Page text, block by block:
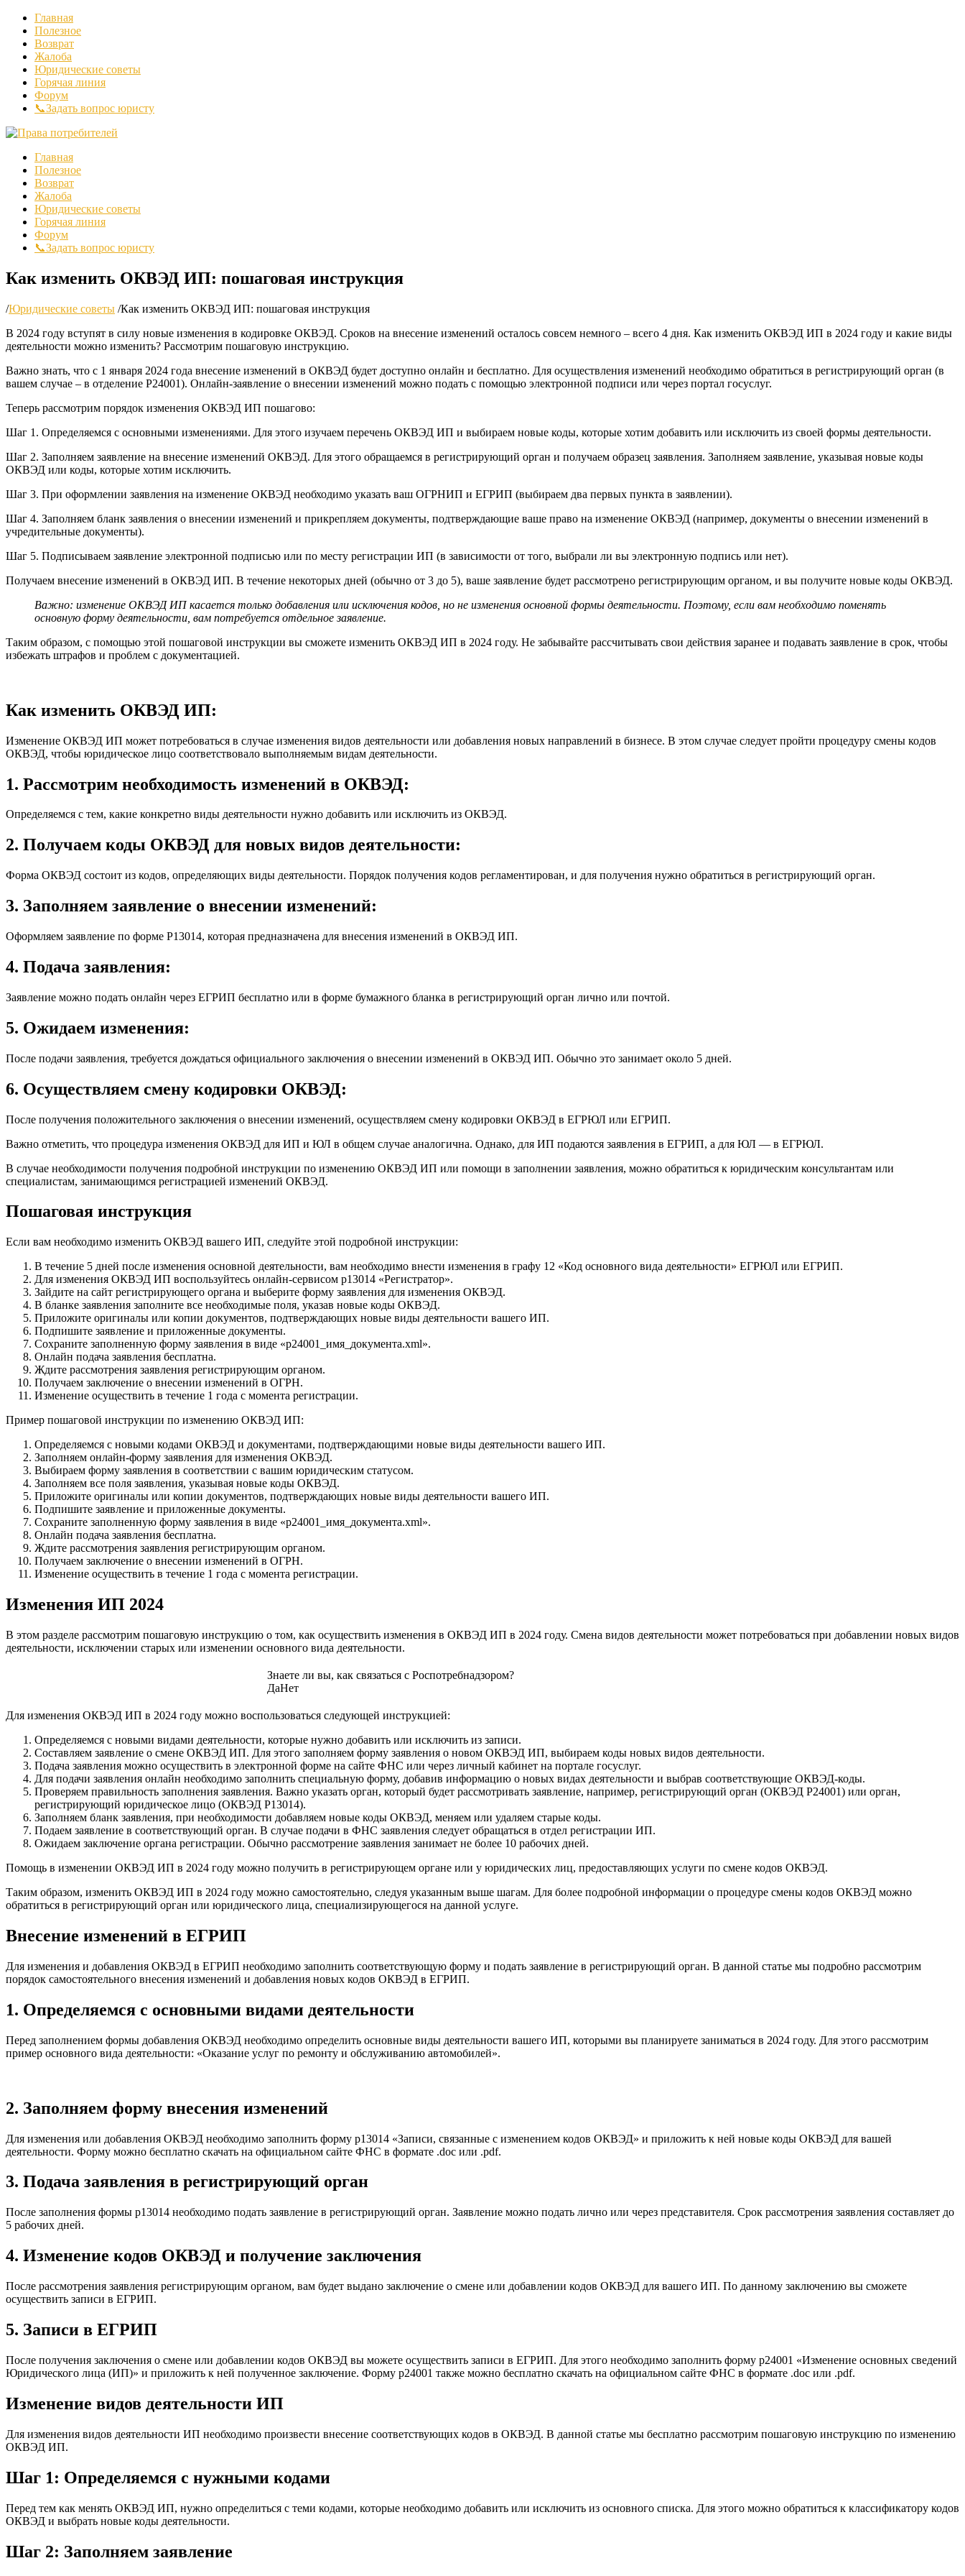
Главная
Полезное
Возврат
Жалоба
Юридические советы
Горячая линия
Форум
📞Задать вопрос юристу
Главная
Полезное
Возврат
Жалоба
Юридические советы
Горячая линия
Форум
📞Задать вопрос юристу
Как изменить ОКВЭД ИП: пошаговая инструкция
/Юридические советы /Как изменить ОКВЭД ИП: пошаговая инструкция
В 2024 году вступят в силу новые изменения в кодировке ОКВЭД. Сроков на внесение изменений осталось совсем немного – всего 4 дня. Как изменить ОКВЭД ИП в 2024 году и какие виды
деятельности можно изменить? Рассмотрим пошаговую инструкцию.
Важно знать, что с 1 января 2024 года внесение изменений в ОКВЭД будет доступно онлайн и бесплатно. Для осуществления изменений необходимо обратиться в регистрирующий орган (в
вашем случае – в отделение Р24001). Онлайн-заявление о внесении изменений можно подать с помощью электронной подписи или через портал госуслуг.
Теперь рассмотрим порядок изменения ОКВЭД ИП пошагово:
Шаг 1. Определяемся с основными изменениями. Для этого изучаем перечень ОКВЭД ИП и выбираем новые коды, которые хотим добавить или исключить из своей формы деятельности.
Шаг 2. Заполняем заявление на внесение изменений ОКВЭД. Для этого обращаемся в регистрирующий орган и получаем образец заявления. Заполняем заявление, указывая новые коды
ОКВЭД или коды, которые хотим исключить.
Шаг 3. При оформлении заявления на изменение ОКВЭД необходимо указать ваш ОГРНИП и ЕГРИП (выбираем два первых пункта в заявлении).
Шаг 4. Заполняем бланк заявления о внесении изменений и прикрепляем документы, подтверждающие ваше право на изменение ОКВЭД (например, документы о внесении изменений в
учредительные документы).
Шаг 5. Подписываем заявление электронной подписью или по месту регистрации ИП (в зависимости от того, выбрали ли вы электронную подпись или нет).
Получаем внесение изменений в ОКВЭД ИП. В течение некоторых дней (обычно от 3 до 5), ваше заявление будет рассмотрено регистрирующим органом, и вы получите новые коды ОКВЭД.
Важно: изменение ОКВЭД ИП касается только добавления или исключения кодов, но не изменения основной формы деятельности. Поэтому, если вам необходимо поменять
основную форму деятельности, вам потребуется отдельное заявление.
Таким образом, с помощью этой пошаговой инструкции вы сможете изменить ОКВЭД ИП в 2024 году. Не забывайте рассчитывать свои действия заранее и подавать заявление в срок, чтобы
избежать штрафов и проблем с документацией.
Как изменить ОКВЭД ИП:
Изменение ОКВЭД ИП может потребоваться в случае изменения видов деятельности или добавления новых направлений в бизнесе. В этом случае следует пройти процедуру смены кодов
ОКВЭД, чтобы юридическое лицо соответствовало выполняемым видам деятельности.
1. Рассмотрим необходимость изменений в ОКВЭД:
Определяемся с тем, какие конкретно виды деятельности нужно добавить или исключить из ОКВЭД.
2. Получаем коды ОКВЭД для новых видов деятельности:
Форма ОКВЭД состоит из кодов, определяющих виды деятельности. Порядок получения кодов регламентирован, и для получения нужно обратиться в регистрирующий орган.
3. Заполняем заявление о внесении изменений:
Оформляем заявление по форме Р13014, которая предназначена для внесения изменений в ОКВЭД ИП.
4. Подача заявления:
Заявление можно подать онлайн через ЕГРИП бесплатно или в форме бумажного бланка в регистрирующий орган лично или почтой.
5. Ожидаем изменения:
После подачи заявления, требуется дождаться официального заключения о внесении изменений в ОКВЭД ИП. Обычно это занимает около 5 дней.
6. Осуществляем смену кодировки ОКВЭД:
После получения положительного заключения о внесении изменений, осуществляем смену кодировки ОКВЭД в ЕГРЮЛ или ЕГРИП.
Важно отметить, что процедура изменения ОКВЭД для ИП и ЮЛ в общем случае аналогична. Однако, для ИП подаются заявления в ЕГРИП, а для ЮЛ — в ЕГРЮЛ.
В случае необходимости получения подробной инструкции по изменению ОКВЭД ИП или помощи в заполнении заявления, можно обратиться к юридическим консультантам или
специалистам, занимающимся регистрацией изменений ОКВЭД.
Пошаговая инструкция
Если вам необходимо изменить ОКВЭД вашего ИП, следуйте этой подробной инструкции:
В течение 5 дней после изменения основной деятельности, вам необходимо внести изменения в графу 12 «Код основного вида деятельности» ЕГРЮЛ или ЕГРИП.
Для изменения ОКВЭД ИП воспользуйтесь онлайн-сервисом р13014 «Регистратор».
Зайдите на сайт регистрирующего органа и выберите форму заявления для изменения ОКВЭД.
В бланке заявления заполните все необходимые поля, указав новые коды ОКВЭД.
Приложите оригиналы или копии документов, подтверждающих новые виды деятельности вашего ИП.
Подпишите заявление и приложенные документы.
Сохраните заполненную форму заявления в виде «р24001_имя_документа.xml».
Онлайн подача заявления бесплатна.
Ждите рассмотрения заявления регистрирующим органом.
Получаем заключение о внесении изменений в ОГРН.
Изменение осуществить в течение 1 года с момента регистрации.
Пример пошаговой инструкции по изменению ОКВЭД ИП:
Определяемся с новыми кодами ОКВЭД и документами, подтверждающими новые виды деятельности вашего ИП.
Заполняем онлайн-форму заявления для изменения ОКВЭД.
Выбираем форму заявления в соответствии с вашим юридическим статусом.
Заполняем все поля заявления, указывая новые коды ОКВЭД.
Приложите оригиналы или копии документов, подтверждающих новые виды деятельности вашего ИП.
Подпишите заявление и приложенные документы.
Сохраните заполненную форму заявления в виде «р24001_имя_документа.xml».
Онлайн подача заявления бесплатна.
Ждите рассмотрения заявления регистрирующим органом.
Получаем заключение о внесении изменений в ОГРН.
Изменение осуществить в течение 1 года с момента регистрации.
Изменения ИП 2024
В этом разделе рассмотрим пошаговую инструкцию о том, как осуществить изменения в ОКВЭД ИП в 2024 году. Смена видов деятельности может потребоваться при добавлении новых видов
деятельности, исключении старых или изменении основного вида деятельности.
Знаете ли вы, как связаться с Роспотребнадзором?
ДаНет
Для изменения ОКВЭД ИП в 2024 году можно воспользоваться следующей инструкцией:
Определяемся с новыми видами деятельности, которые нужно добавить или исключить из записи.
Составляем заявление о смене ОКВЭД ИП. Для этого заполняем форму заявления о новом ОКВЭД ИП, выбираем коды новых видов деятельности.
Подача заявления можно осуществить в электронной форме на сайте ФНС или через личный кабинет на портале госуслуг.
Для подачи заявления онлайн необходимо заполнить специальную форму, добавив информацию о новых видах деятельности и выбрав соответствующие ОКВЭД-коды.
Проверяем правильность заполнения заявления. Важно указать орган, который будет рассмотривать заявление, например, регистрирующий орган (ОКВЭД Р24001) или орган,
регистрирующий юридическое лицо (ОКВЭД Р13014).
Заполняем бланк заявления, при необходимости добавляем новые коды ОКВЭД, меняем или удаляем старые коды.
Подаем заявление в соответствующий орган. В случае подачи в ФНС заявления следует обращаться в отдел регистрации ИП.
Ожидаем заключение органа регистрации. Обычно рассмотрение заявления занимает не более 10 рабочих дней.
Помощь в изменении ОКВЭД ИП в 2024 году можно получить в регистрирующем органе или у юридических лиц, предоставляющих услуги по смене кодов ОКВЭД.
Таким образом, изменить ОКВЭД ИП в 2024 году можно самостоятельно, следуя указанным выше шагам. Для более подробной информации о процедуре смены кодов ОКВЭД можно
обратиться в регистрирующий орган или юридического лица, специализирующегося на данной услуге.
Внесение изменений в ЕГРИП
Для изменения и добавления ОКВЭД в ЕГРИП необходимо заполнить соответствующую форму и подать заявление в регистрирующий орган. В данной статье мы подробно рассмотрим
порядок самостоятельного внесения изменений и добавления новых кодов ОКВЭД в ЕГРИП.
1. Определяемся с основными видами деятельности
Перед заполнением формы добавления ОКВЭД необходимо определить основные виды деятельности вашего ИП, которыми вы планируете заниматься в 2024 году. Для этого рассмотрим
пример основного вида деятельности: «Оказание услуг по ремонту и обслуживанию автомобилей».
2. Заполняем форму внесения изменений
Для изменения или добавления ОКВЭД необходимо заполнить форму р13014 «Записи, связанные с изменением кодов ОКВЭД» и приложить к ней новые коды ОКВЭД для вашей
деятельности. Форму можно бесплатно скачать на официальном сайте ФНС в формате .doc или .pdf.
3. Подача заявления в регистрирующий орган
После заполнения формы р13014 необходимо подать заявление в регистрирующий орган. Заявление можно подать лично или через представителя. Срок рассмотрения заявления составляет до
5 рабочих дней.
4. Изменение кодов ОКВЭД и получение заключения
После рассмотрения заявления регистрирующим органом, вам будет выдано заключение о смене или добавлении кодов ОКВЭД для вашего ИП. По данному заключению вы сможете
осуществить записи в ЕГРИП.
5. Записи в ЕГРИП
После получения заключения о смене или добавлении кодов ОКВЭД вы можете осуществить записи в ЕГРИП. Для этого необходимо заполнить форму р24001 «Изменение основных сведений
Юридического лица (ИП)» и приложить к ней полученное заключение. Форму р24001 также можно бесплатно скачать на официальном сайте ФНС в формате .doc или .pdf.
Изменение видов деятельности ИП
Для изменения видов деятельности ИП необходимо произвести внесение соответствующих кодов в ОКВЭД. В данной статье мы бесплатно рассмотрим пошаговую инструкцию по изменению
ОКВЭД ИП.
Шаг 1: Определяемся с нужными кодами
Перед тем как менять ОКВЭД ИП, нужно определиться с теми кодами, которые необходимо добавить или исключить из основного списка. Для этого можно обратиться к классификатору кодов
ОКВЭД и выбрать новые коды деятельности.
Шаг 2: Заполняем заявление